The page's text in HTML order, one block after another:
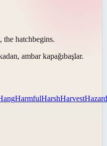
the hatchbegins.
ambar kapağıbaşlar.
HarmfulHarshHarvestHazard